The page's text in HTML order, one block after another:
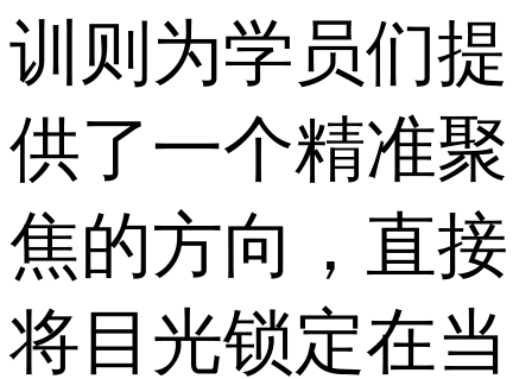
训则为学员们提
供了一个精准聚
焦的方向，直接
将目光锁定在当